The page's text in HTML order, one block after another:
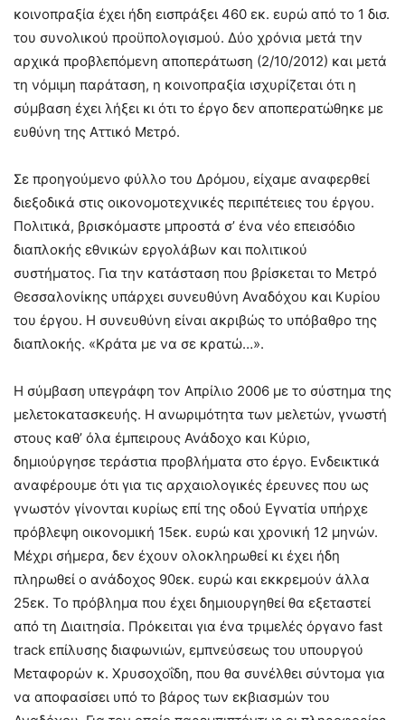
κοινοπραξία έχει ήδη εισπράξει 460 εκ. ευρώ από το 1 δισ.
του συνολικού προϋπολογισμού. Δύο χρόνια μετά την
αρχικά προβλεπόμενη αποπεράτωση (2/10/2012) και μετά
τη νόμιμη παράταση, η κοινοπραξία ισχυρίζεται ότι η
σύμβαση έχει λήξει κι ότι το έργο δεν αποπερατώθηκε με
ευθύνη της Αττικό Μετρό.
Σε προηγούμενο φύλλο του Δρόμου, είχαμε αναφερθεί
διεξοδικά στις οικονομοτεχνικές περιπέτειες του έργου.
Πολιτικά, βρισκόμαστε μπροστά σ’ ένα νέο επεισόδιο
διαπλοκής εθνικών εργολάβων και πολιτικού
συστήματος. Για την κατάσταση που βρίσκεται το Μετρό
Θεσσαλονίκης υπάρχει συνευθύνη Αναδόχου και Κυρίου
του έργου. Η συνευθύνη είναι ακριβώς το υπόβαθρο της
διαπλοκής. «Κράτα με να σε κρατώ…».
Η σύμβαση υπεγράφη τον Απρίλιο 2006 με το σύστημα της
μελετοκατασκευής. Η ανωριμότητα των μελετών, γνωστή
στους καθ’ όλα έμπειρους Ανάδοχο και Κύριο,
δημιούργησε τεράστια προβλήματα στο έργο. Ενδεικτικά
αναφέρουμε ότι για τις αρχαιολογικές έρευνες που ως
γνωστόν γίνονται κυρίως επί της οδού Εγνατία υπήρχε
πρόβλεψη οικονομική 15εκ. ευρώ και χρονική 12 μηνών.
Μέχρι σήμερα, δεν έχουν ολοκληρωθεί κι έχει ήδη
πληρωθεί ο ανάδοχος 90εκ. ευρώ και εκκρεμούν άλλα
25εκ. Το πρόβλημα που έχει δημιουργηθεί θα εξεταστεί
από τη Διαιτησία. Πρόκειται για ένα τριμελές όργανο fast
track επίλυσης διαφωνιών, εμπνεύσεως του υπουργού
Μεταφορών κ. Χρυσοχοΐδη, που θα συνέλθει σύντομα για
να αποφασίσει υπό το βάρος των εκβιασμών του